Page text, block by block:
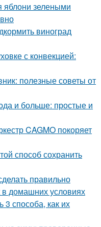
зелеными
виноград
с конвекцией:
полезные советы от
и больше: простые и
CAGMO покоряет
способ сохранить
правильно
в домашних условиях
способа, как их